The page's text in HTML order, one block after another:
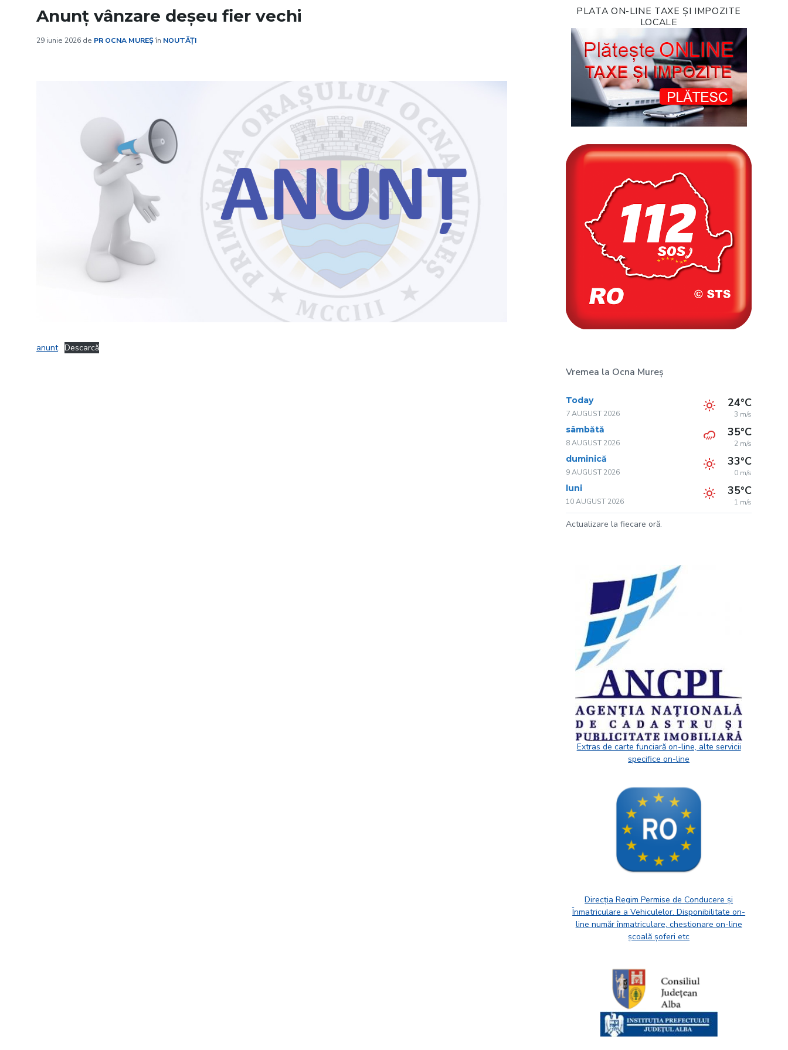
Anunț vânzare deșeu fier vechi
29 iunie 2026 de PR OCNA MUREȘîn NOUTĂȚI
anunt Descarcă
PLATA ON-LINE TAXE ȘI IMPOZITE
LOCALE
Vremea la Ocna Mureș
Today
7 AUGUST 2026
24°C
3 m/s
sâmbătă
8 AUGUST 2026
35°C
2 m/s
duminică
9 AUGUST 2026
33°C
0 m/s
luni
10 AUGUST 2026
35°C
1 m/s
Actualizare la fiecare oră.
Extras de carte funciară on-line, alte servicii
specifice on-line
Direcția Regim Permise de Conducere și
Înmatriculare a Vehiculelor. Disponibilitate on-
line număr înmatriculare, chestionare on-line
școală șoferi etc